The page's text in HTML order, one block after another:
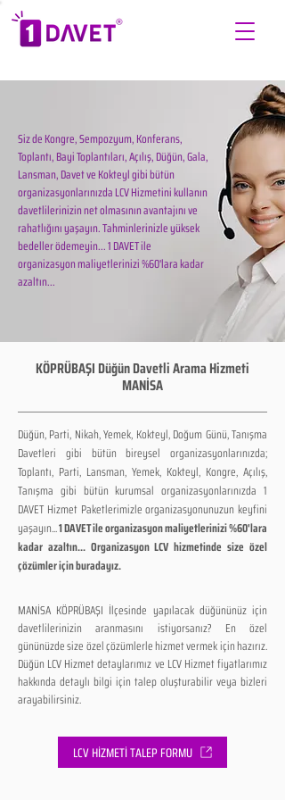
Siz de Kongre, Sempozyum, Konferans,
Toplantı, Bayi Toplantıları, Açılış, Düğün, Gala,
Lansman, Davet ve Kokteyl gibi bütün
organizasyonlarınızda LCV Hizmetini kullanın
davetlilerinizin net olmasının avantajını ve
rahatlığını yaşayın. Tahminlerinizle yüksek
bedeller ödemeyin... 1 DAVET ile
organizasyon maliyetlerinizi %60'lara kadar
azaltın...
KÖPRÜBAŞI Düğün Davetli Arama Hizmeti
MANİSA
Düğün, Parti, Nikah, Yemek, Kokteyl, Doğum Günü, Tanışma
Davetleri gibi bütün bireysel organizasyonlarınızda;
Toplantı, Parti, Lansman, Yemek, Kokteyl, Kongre, Açılış,
Tanışma gibi bütün kurumsal organizasyonlarınızda 1
DAVET Hizmet Paketlerimizle organizasyonunuzun keyfini
yaşayın...1 DAVET ile organizasyon maliyetlerinizi %60'lara
kadar azaltın... Organizasyon LCV hizmetinde size özel
çözümler için buradayız.
MANİSA KÖPRÜBAŞI İlçesinde yapılacak düğününüz için
davetlilerinizin aranmasını istiyorsanız? En özel
gününüzde size özel çözümlerle hizmet vermek için hazırız.
Düğün LCV Hizmet detaylarımız ve LCV Hizmet fiyatlarımız
hakkında detaylı bilgi için talep oluşturabilir veya bizleri
arayabilirsiniz.
LCV HİZMETİ TALEP FORMU